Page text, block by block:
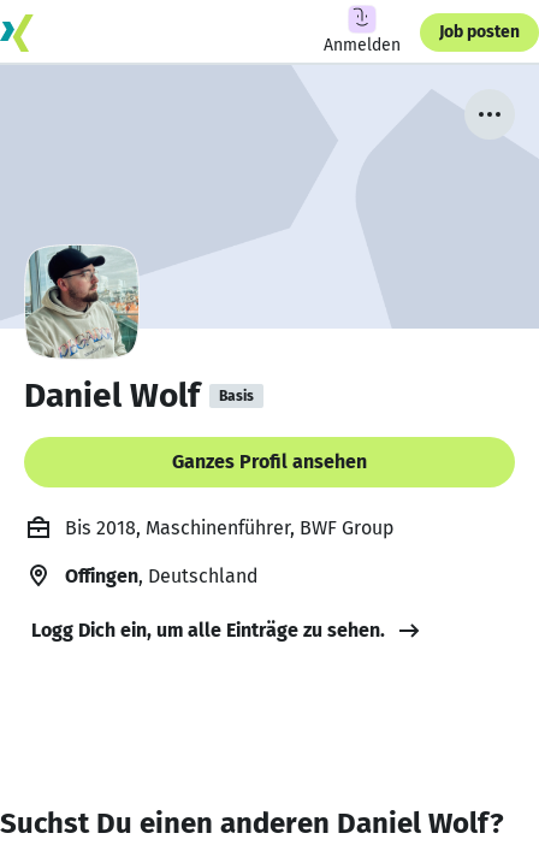
Anmelden
Job posten
Daniel Wolf Basis
Ganzes Profil ansehen
Bis 2018, Maschinenführer, BWF Group
Offingen, Deutschland
Logg Dich ein, um alle Einträge zu sehen.
Suchst Du einen anderen Daniel Wolf?